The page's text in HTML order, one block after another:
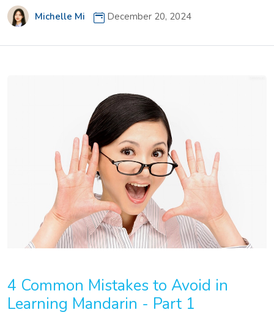
Michelle Mi December 20, 2024
4 Common Mistakes to Avoid in
Learning Mandarin - Part 1